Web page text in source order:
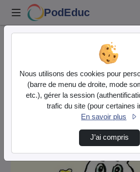
PodEduc
ALBUM "TOUTES LES COULEURS"
Lire
Nous utilisons des cookies pour
(barre de menu de droite, mode
etc.), gérer la session
trafic du site (pour certaines
En savoir plus
J’ai compris